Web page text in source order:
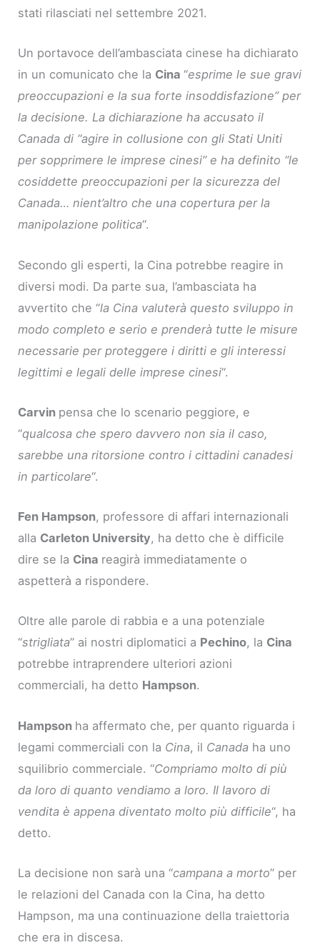
stati rilasciati nel settembre 2021.
Un portavoce dell’ambasciata cinese ha dichiarato
in un comunicato che la Cina “esprime le sue gravi
preoccupazioni e la sua forte insoddisfazione” per
la decisione. La dichiarazione ha accusato il
Canada di “agire in collusione con gli Stati Uniti
per sopprimere le imprese cinesi” e ha definito “le
cosiddette preoccupazioni per la sicurezza del
Canada… nient’altro che una copertura per la
manipolazione politica“.
Secondo gli esperti, la Cina potrebbe reagire in
diversi modi. Da parte sua, l’ambasciata ha
avvertito che “la Cina valuterà questo sviluppo in
modo completo e serio e prenderà tutte le misure
necessarie per proteggere i diritti e gli interessi
legittimi e legali delle imprese cinesi“.
Carvin pensa che lo scenario peggiore, e
“qualcosa che spero davvero non sia il caso,
sarebbe una ritorsione contro i cittadini canadesi
in particolare“.
Fen Hampson, professore di affari internazionali
alla Carleton University, ha detto che è difficile
dire se la Cina reagirà immediatamente o
aspetterà a rispondere.
Oltre alle parole di rabbia e a una potenziale
“strigliata” ai nostri diplomatici a Pechino, la Cina
potrebbe intraprendere ulteriori azioni
commerciali, ha detto Hampson.
Hampson ha affermato che, per quanto riguarda i
legami commerciali con la Cina, il Canada ha uno
squilibrio commerciale. “Compriamo molto di più
da loro di quanto vendiamo a loro. Il lavoro di
vendita è appena diventato molto più difficile“, ha
detto.
La decisione non sarà una “campana a morto” per
le relazioni del Canada con la Cina, ha detto
Hampson, ma una continuazione della traiettoria
che era in discesa.